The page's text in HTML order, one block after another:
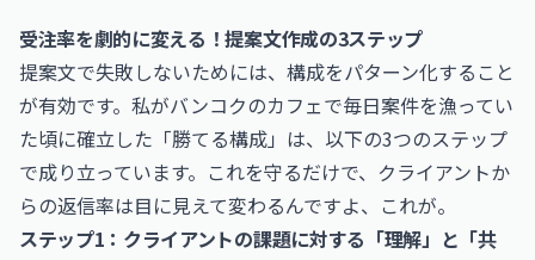
受注率を劇的に変える！提案文作成の3ステップ
提案文で失敗しないためには、構成をパターン化すること
が有効です。私がバンコクのカフェで毎日案件を漁ってい
た頃に確立した「勝てる構成」は、以下の3つのステップ
で成り立っています。これを守るだけで、クライアントか
らの返信率は目に見えて変わるんですよ、これが。
ステップ1：クライアントの課題に対する「理解」と「共